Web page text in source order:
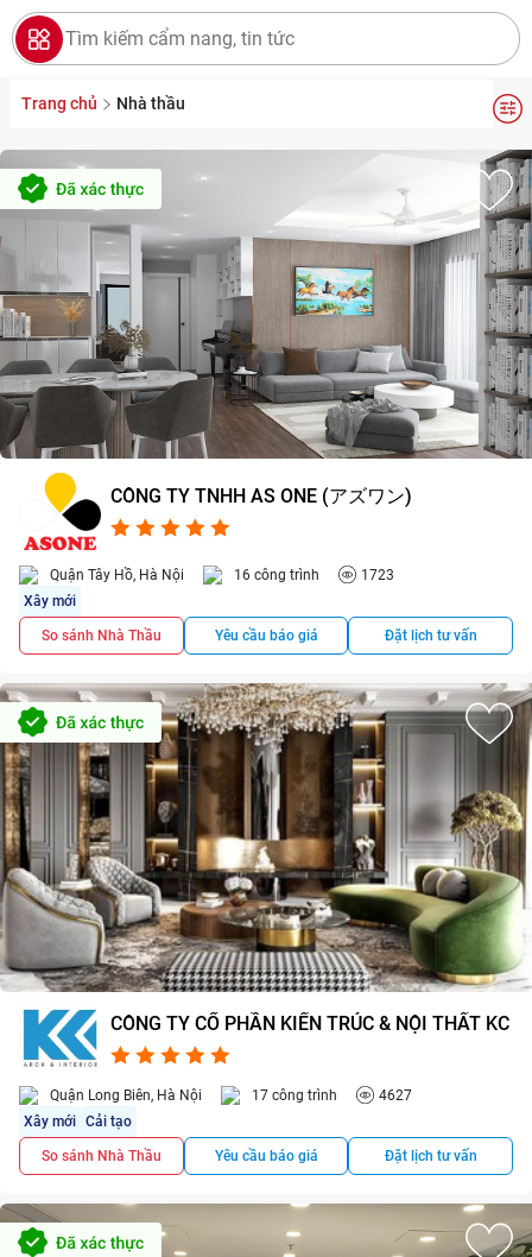
Trang chủ Nhà thầu
CÔNG TY TNHH AS ONE (アズワン)
Quận Tây Hồ, Hà Nội 16 công trình
1723
Xây mới
So sánh Nhà Thầu Yêu cầu báo giá Đặt lịch tư vấn
CÔNG TY CỔ PHẦN KIẾN TRÚC & NỘI THẤT KC
Quận Long Biên, Hà Nội 17 công trình
4627
Xây mới Cải tạo
So sánh Nhà Thầu Yêu cầu báo giá Đặt lịch tư vấn